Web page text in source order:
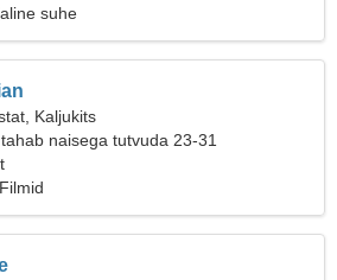
suhe
Kaljukits
naisega tutvuda 23-31